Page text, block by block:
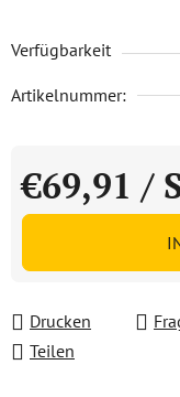
Verfügbarkeit
Artikelnummer:
€69,91 /
Verkaufspreis:
Drucken
Teilen